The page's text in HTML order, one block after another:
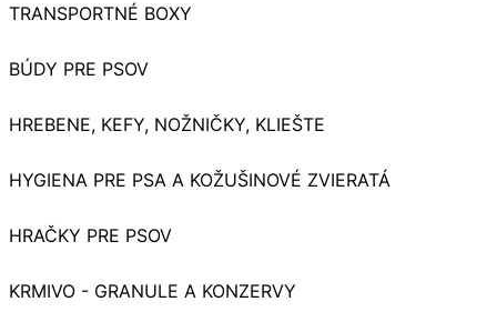
TRANSPORTNÉ BOXY
BÚDY PRE PSOV
HREBENE, KEFY, NOŽNIČKY, KLIEŠTE
HYGIENA PRE PSA A KOŽUŠINOVÉ ZVIERATÁ
HRAČKY PRE PSOV
KRMIVO - GRANULE A KONZERVY